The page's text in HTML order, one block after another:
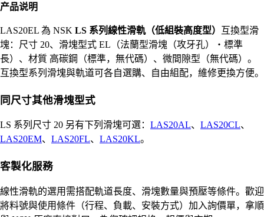
产品说明
LAS20EL 為 NSK LS 系列線性滑軌（低組裝高度型） 互換型滑
塊：尺寸 20、滑塊型式 EL（法蘭型滑塊（攻牙孔）・標準
長）、材質 高碳鋼（標準，無代碼）、微間隙型（無代碼）。
互換型系列滑塊與軌道可各自選購、自由組配，維修更換方便。
同尺寸其他滑塊型式
LS 系列尺寸 20 另有下列滑塊可選： LAS20AL、 LAS20CL、
LAS20EM、 LAS20FL、 LAS20KL。
客製化服務
線性滑軌的選用需搭配軌道長度、滑塊數量與預壓等條件。歡迎
將料號與使用條件（行程、負載、安裝方式）加入詢價單，拿順